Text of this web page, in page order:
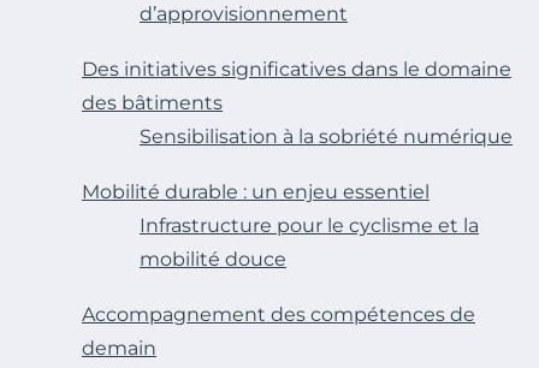
d’approvisionnement
Des initiatives significatives dans le domaine
des bâtiments
Sensibilisation à la sobriété numérique
Mobilité durable : un enjeu essentiel
Infrastructure pour le cyclisme et la
mobilité douce
Accompagnement des compétences de
demain